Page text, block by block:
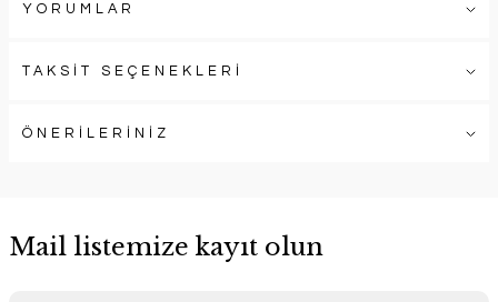
YORUMLAR
TAKSİT SEÇENEKLERİ
ÖNERİLERİNİZ
Mail listemize kayıt olun